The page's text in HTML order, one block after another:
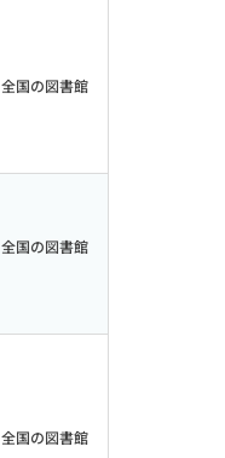
全国の図書館
全国の図書館
全国の図書館